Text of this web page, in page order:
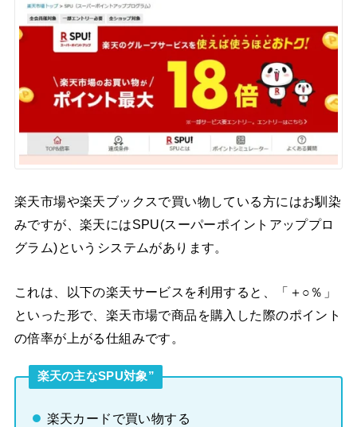
楽天市場や楽天ブックスで買い物している方にはお馴染
みですが、楽天にはSPU(スーパーポイントアッププロ
グラム)というシステムがあります。
これは、以下の楽天サービスを利用すると、「＋○％」
といった形で、楽天市場で商品を購入した際のポイント
の倍率が上がる仕組みです。
楽天の主なSPU対象”
楽天カードで買い物する